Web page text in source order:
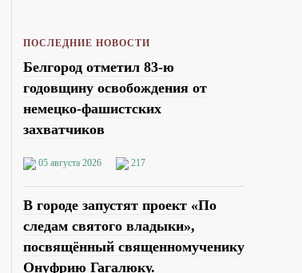
ПОСЛЕДНИЕ НОВОСТИ
Белгород отметил 83-ю
годовщину освобождения от
немецко-фашистских
захватчиков
05 августа 2026 217
В городе запустят проект «По
следам святого владыки»,
посвящённый священномученику
Онуфрию Гагалюку.